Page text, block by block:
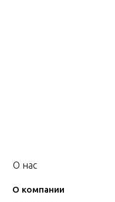
О нас
О компании